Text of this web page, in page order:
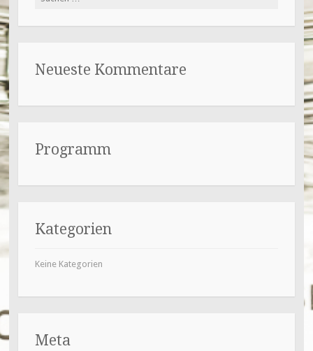
Neueste Kommentare
Programm
Kategorien
Keine Kategorien
Meta